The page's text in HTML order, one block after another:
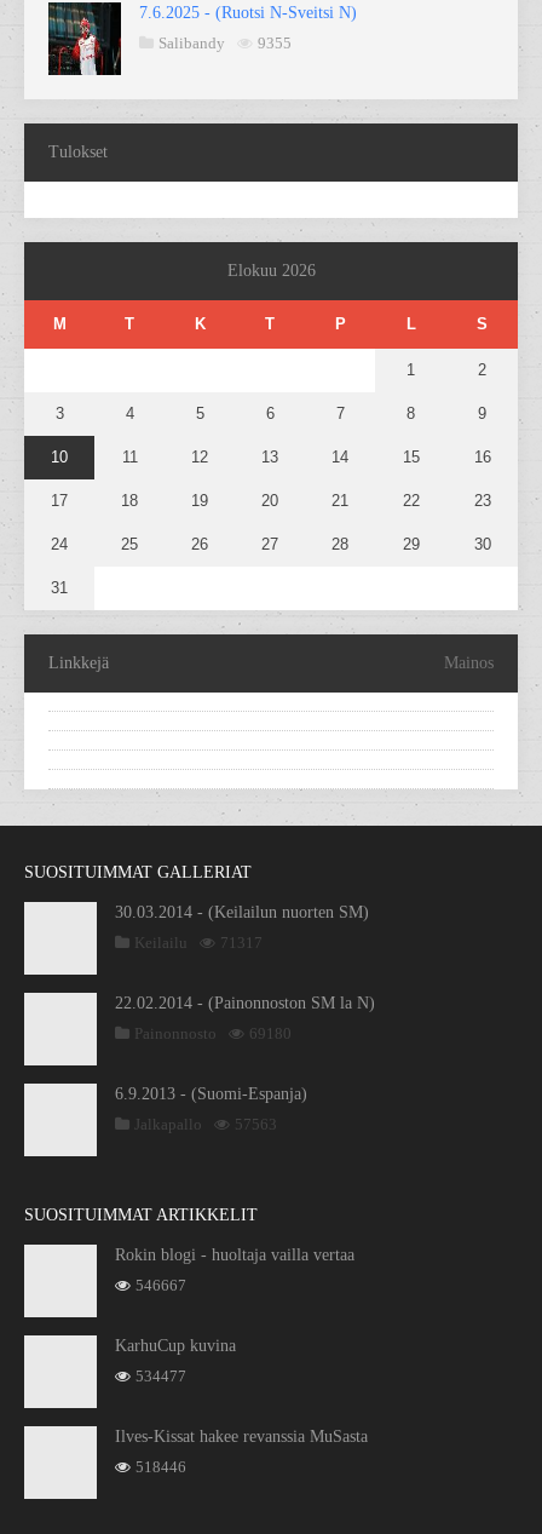
7.6.2025 - (Ruotsi N-Sveitsi N)
Salibandy
9355
Tulokset
Elokuu 2026
M T K T P L S
1 2
3 4 5 6 7 8 9
10 11 12 13 14 15 16
17 18 19 20 21 22 23
24 25 26 27 28 29 30
31
Linkkejä Mainos
SUOSITUIMMAT GALLERIAT
30.03.2014 - (Keilailun nuorten SM)
Keilailu
71317
22.02.2014 - (Painonnoston SM la N)
Painonnosto
69180
6.9.2013 - (Suomi-Espanja)
Jalkapallo
57563
SUOSITUIMMAT ARTIKKELIT
Rokin blogi - huoltaja vailla vertaa
546667
KarhuCup kuvina
534477
Ilves-Kissat hakee revanssia MuSasta
518446